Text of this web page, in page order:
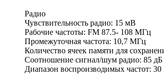
Радио
Чувствительность радио: 15 мВ
Рабочие частоты: FM 87.5- 108 МГц
Промежуточная частота: 10,7 МГц
Количество ячеек памяти для
Соотношение сигнал/шум радио: 85 дБ
Диапазон воспроизводимых частот: